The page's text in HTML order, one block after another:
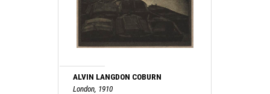
ALVIN LANGDON COBURN
London, 1910